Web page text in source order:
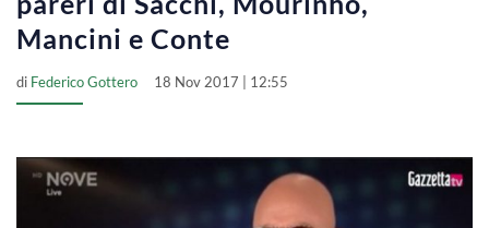
Mancini e Conte
di Federico Gottero 18 Nov 2017 | 12:55